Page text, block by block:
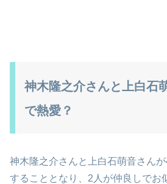
神木隆之介さんと上白石
で熱愛？
神木隆之介さんと上白石萌音さん
することとなり、2人が仲良しでお